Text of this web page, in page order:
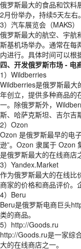
俄罗斯最大的食品和饮料
2月份举办，持续5天左右
3）汽车展览会（MAKS）
俄罗斯最大的航空、宇航
斯基机场举办。通常在每
内进行。具体时间可以根
四、开发俄罗斯市场 - 电
1）Wildberries
Wildberries是俄罗斯最大
年创立，提供多种商品的
一。除俄罗斯外，
斯、哈萨克斯坦、吉尔吉
2）Ozon
Ozon 是俄罗斯最早的电
逊”。Ozon 隶属于 Ozon
是俄罗斯最大的在线商店
3）Yandex.Market
作为俄罗斯最大的在线比
商家的价格和商品评价。
4）Beru
Beru是俄罗斯电商巨头
类的商品。
5）http://Goods.ru
http://Goods.ru是一家综
大的在线商店之一。